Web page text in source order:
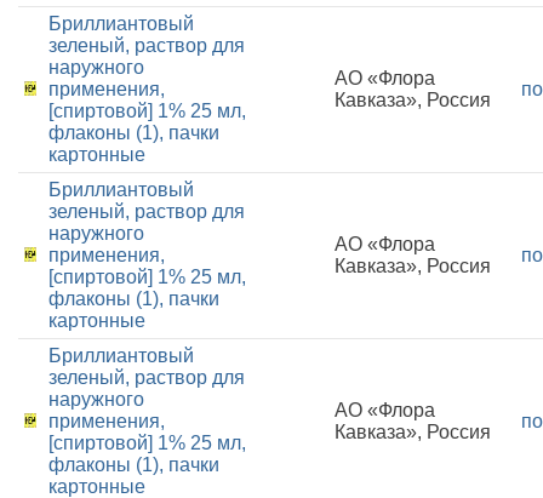
Бриллиантовый
зеленый, раствор для
наружного
применения,
[спиртовой] 1% 25 мл,
флаконы (1), пачки
картонные
АО «Флора
Кавказа», Россия
Бриллиантовый
зеленый, раствор для
наружного
применения,
[спиртовой] 1% 25 мл,
флаконы (1), пачки
картонные
АО «Флора
Кавказа», Россия
Бриллиантовый
зеленый, раствор для
наружного
применения,
[спиртовой] 1% 25 мл,
флаконы (1), пачки
картонные
АО «Флора
Кавказа», Россия